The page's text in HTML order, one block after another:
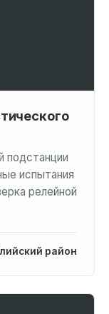
подстанции
испытания
релейной
район